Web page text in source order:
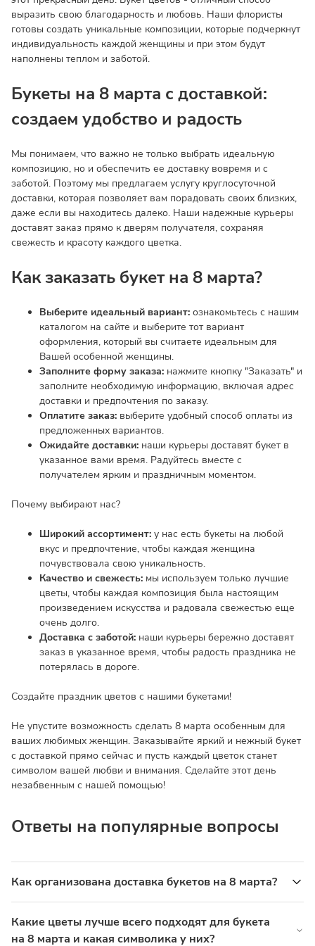
выразить свою благодарность и любовь. Наши флористы
готовы создать уникальные композиции, которые подчеркнут
индивидуальность каждой женщины и при этом будут
наполнены теплом и заботой.
Букеты на 8 марта с доставкой:
создаем удобство и радость
Мы понимаем, что важно не только выбрать идеальную
композицию, но и обеспечить ее доставку вовремя и с
заботой. Поэтому мы предлагаем услугу круглосуточной
доставки, которая позволяет вам порадовать своих близких,
даже если вы находитесь далеко. Наши надежные курьеры
доставят заказ прямо к дверям получателя, сохраняя
свежесть и красоту каждого цветка.
Как заказать букет на 8 марта?
Выберите идеальный вариант: ознакомьтесь с нашим
каталогом на сайте и выберите тот вариант
оформления, который вы считаете идеальным для
Вашей особенной женщины.
Заполните форму заказа: нажмите кнопку "Заказать" и
заполните необходимую информацию, включая адрес
доставки и предпочтения по заказу.
Оплатите заказ: выберите удобный способ оплаты из
предложенных вариантов.
Ожидайте доставки: наши курьеры доставят букет в
указанное вами время. Радуйтесь вместе с
получателем ярким и праздничным моментом.
Почему выбирают нас?
Широкий ассортимент: у нас есть букеты на любой
вкус и предпочтение, чтобы каждая женщина
почувствовала свою уникальность.
Качество и свежесть: мы используем только лучшие
цветы, чтобы каждая композиция была настоящим
произведением искусства и радовала свежестью еще
очень долго.
Доставка с заботой: наши курьеры бережно доставят
заказ в указанное время, чтобы радость праздника не
потерялась в дороге.
Создайте праздник цветов с нашими букетами!
Не упустите возможность сделать 8 марта особенным для
ваших любимых женщин. Заказывайте яркий и нежный букет
с доставкой прямо сейчас и пусть каждый цветок станет
символом вашей любви и внимания. Сделайте этот день
незабвенным с нашей помощью!
Ответы на популярные вопросы
Как организована доставка букетов на 8 марта?
Мы предоставляем услугу доставки с надежными курьерами,
которые доставят букет прямо к дверям получателя в
указанное время, сохраняя свежесть цветов.
Какие цветы лучше всего подходят для букета
на 8 марта и какая символика у них?